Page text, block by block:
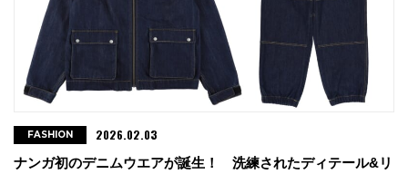
ナンガ初のデニムウエアが誕生！ 洗練されたディテール&リ
FASHION 2026.02.03